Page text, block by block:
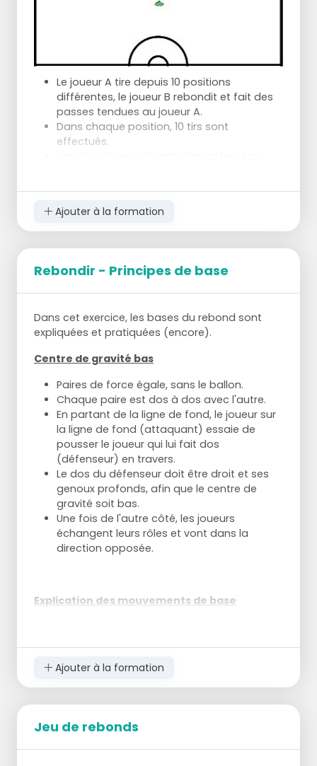
Le joueur A tire depuis 10 positions
différentes, le joueur B rebondit et fait des
passes tendues au joueur A.
Dans chaque position, 10 tirs sont
effectués.
Le but de cet exercice est de se concentrer
uniquement sur la forme.
des deux a marqué le plus de points.
suicide.
Ajouter à la formation
Rebondir - Principes de base
Dans cet exercice, les bases du rebond sont
expliquées et pratiquées (encore).
Centre de gravité bas
Paires de force égale, sans le ballon.
Chaque paire est dos à dos avec l'autre.
En partant de la ligne de fond, le joueur sur
la ligne de fond (attaquant) essaie de
pousser le joueur qui lui fait dos
(défenseur) en travers.
Le dos du défenseur doit être droit et ses
genoux profonds, afin que le centre de
gravité soit bas.
Une fois de l'autre côté, les joueurs
échangent leurs rôles et vont dans la
direction opposée.
Explication des mouvements de base
l'adversaire.
Boxez !
Ajouter à la formation
Jeu de rebonds